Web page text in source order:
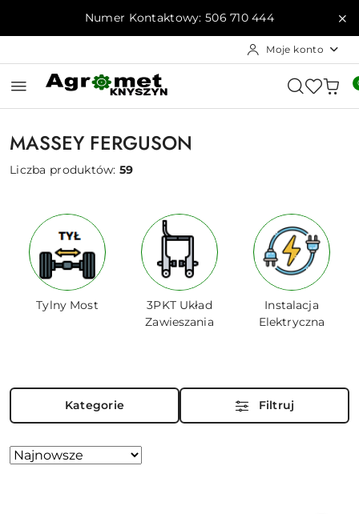
Przejdź do treści głównej
Przejdź do wyszukiwarki
Przejdź do moje konto
Przejdź do menu głównego
Przejdź do stopkiNumer Kontaktowy: 506 710 444
Moje konto
MASSEY FERGUSON
Liczba produktów:59
Tylny Most
3PKT Układ
Zawieszania
Instalacja
Elektryczna
Kategorie Filtruj
Zastosowano
Sortuj